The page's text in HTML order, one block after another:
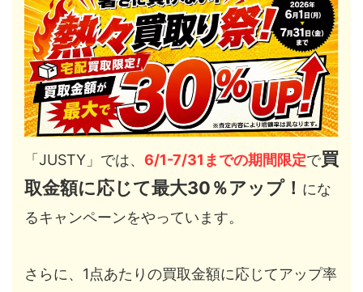
「JUSTY」では、 6/1-7/31までの期間限定で買
取金額に応じて最大30％アップ！ にな
るキャンペーンをやっています。
さらに、1点あたりの買取金額に応じてアップ率